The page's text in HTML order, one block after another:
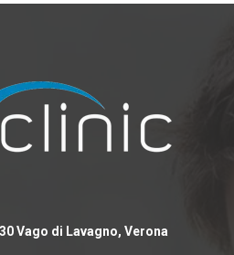
Vago di Lavagno, Verona